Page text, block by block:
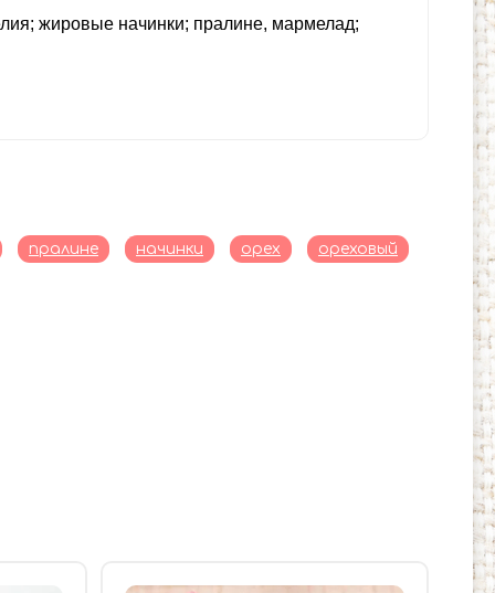
жировые начинки; пралине, мармелад;
пралине начинки орех ореховый